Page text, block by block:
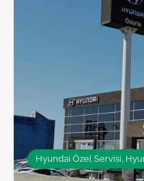
Hyundai Özel Servisi,